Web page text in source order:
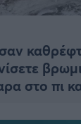
στο πι